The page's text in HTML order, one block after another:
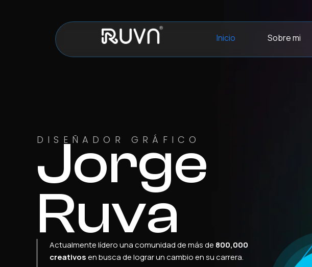
Inicio Sobre mi
DISEÑADOR GRÁFICO
Jorge
Ruva
Actualmente lídero una comunidad de más de 800,000
creativosen busca de lograr un cambio en su carrera.